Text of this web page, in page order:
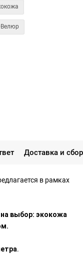
Доставка и
в рамках
на выбор: экокожа
.